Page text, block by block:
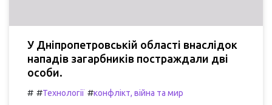
У Дніпропетровській області внаслідок
нападів загарбників постраждали дві
особи.
# #Технології #конфлікт, війна та мир